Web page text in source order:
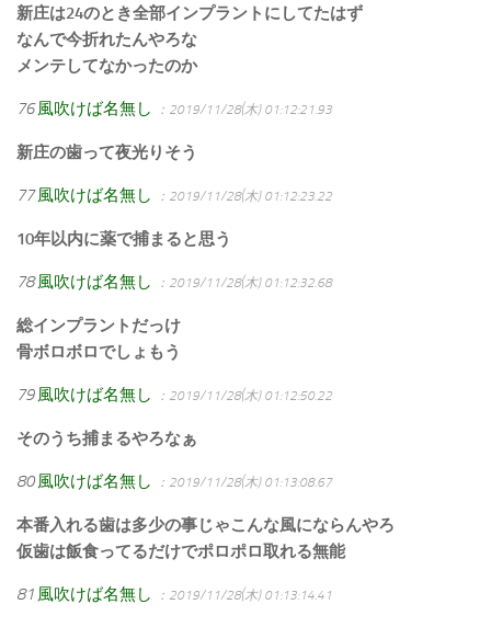
新庄は24のとき全部インプラントにしてたはず
なんで今折れたんやろな
メンテしてなかったのか
76 風吹けば名無し ：2019/11/28(木) 01:12:21.93
新庄の歯って夜光りそう
77 風吹けば名無し ：2019/11/28(木) 01:12:23.22
10年以内に薬で捕まると思う
78 風吹けば名無し ：2019/11/28(木) 01:12:32.68
総インプラントだっけ
骨ボロボロでしょもう
79 風吹けば名無し ：2019/11/28(木) 01:12:50.22
そのうち捕まるやろなぁ
80 風吹けば名無し ：2019/11/28(木) 01:13:08.67
本番入れる歯は多少の事じゃこんな風にならんやろ
仮歯は飯食ってるだけでポロポロ取れる無能
81 風吹けば名無し ：2019/11/28(木) 01:13:14.41